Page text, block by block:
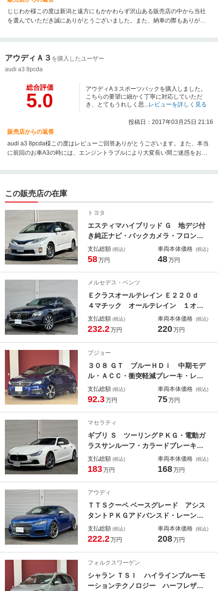
じじわか様この度は新潟と遠方にもかかわらず沢山ある販売店の中から当社
を選んでいただき誠にありがとうございました。また、納車の際もありがと
願いしたい」というお言葉を頂き、大変うれしく思います。お車の状態であ
するご説明が不十分であったと、もう少し丁寧なご説明をじじわか様にわか
りやすくご説明すべきだったと、レビュー投稿をみて感じました。今後気を
す。是非お近くに来た際には当社にお立ち寄りください。お車談義楽しみに
しております。この度は誠にありがとうございました。
アウディＡ３ を購入したユーザー
audi a3 8pcda
総合評価
5.0
アウディA３スポーツバックを購入しました。
こちらの要望に細かく丁寧に対応していただ
き、とてもうれしく思...レビューを詳しく見る
投稿日：2017年03月25日 21:16
販売店からの返答
audi a3 8pcda様この度はレビューご回答ありがとうございます。また、本当
に前回のお車A3の時には、エンジントラブルにより大変長い間ご迷惑をおか
要してしまし、、納車までお時間がかかりご迷惑をおかけしました。今回こ
っぱいです。常にお客様の立場に立ち、プロ意識を持ちご対応できるよう心
がけておりますが、このように評価して頂くと自信にもなり、本当にうれし
い限りです。これからも精進していきたいと思っておりますので、末永いお
付き合いの程どうぞよろしくおい願いたします。
この販売店の在庫
トヨタ
エスティマハイブリッド Ｇ 地デジ付
き純正ナビ・バックカメラ・フロント
カメラ・サイドカメラ・フィリップダ
ウンモニター・シートヒーター・サブ
ＴＣ・ＨＩＤライト
支払総額 (税込)
58万円
車両本体価格 (税込)
48万円
メルセデス・ベンツ
Ｅクラスオールテレイン Ｅ２２０ｄ
４マチック オールテレイン １オー
ナー・中期型・レーダーセーフティＰ
ＫＧ・エクスクルーシブＰＫＧ・黒革
スゴー・前後シートヒーター・ドラレ
コ・ＥＴＣ・ＬＥＤライト
支払総額 (税込)
232.2万円
車両本体価格 (税込)
220万円
プジョー
３０８ ＧＴ ブルーＨＤｉ 中期モデ
ル・ＡＣＣ・衝突軽減ブレーキ・レー
ンアシスト・ブラインドスポット警
告・ハーフレザーシート・地デジ付き
ＥＤライト
支払総額 (税込)
92.3万円
車両本体価格 (税込)
75万円
マセラティ
ギブリ Ｓ ツーリングＰＫＧ・電動ガ
ラスサンルーフ・カラードブレーキキ
ャリパーロッソ・ハイグロスカーボン
インテリアトリム・ステアリングシフ
Ｍ・ＥＴＣ
支払総額 (税込)
183万円
車両本体価格 (税込)
168万円
アウディ
ＴＴＳクーペ ベースグレード アシス
タントＰＫＧアドバンスド・レーンア
シスト・サイドアシスト・ファインナ
ッパレザーシート・ハイパーフォージ
ト・ＥＴＣ・ＬＥＤライト
支払総額 (税込)
222.2万円
車両本体価格 (税込)
208万円
フォルクスワーゲン
シャラン ＴＳＩ ハイラインブルーモ
ーションテクノロジー ハーフレザー